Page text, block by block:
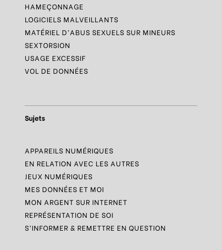
HAMEÇONNAGE
LOGICIELS MALVEILLANTS
MATÉRIEL D’ABUS SEXUELS SUR MINEURS
SEXTORSION
USAGE EXCESSIF
VOL DE DONNÉES
Sujets
APPAREILS NUMÉRIQUES
EN RELATION AVEC LES AUTRES
JEUX NUMÉRIQUES
MES DONNÉES ET MOI
MON ARGENT SUR INTERNET
REPRÉSENTATION DE SOI
S’INFORMER & REMETTRE EN QUESTION